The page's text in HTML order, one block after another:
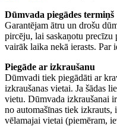
Dūmvada piegādes termiņš
Garantējam ātru un drošu
pircēju, lai saskaņotu precīzu
vairāk laika nekā ierasts. Par
Piegāde ar izkraušanu
Dūmvadi tiek piegādāti ar
izkraušanas vietai. Ja šādas
vietu. Dūmvada izkraušanai
no automašīnas tiek
vēlamajai vietai (piemēram,